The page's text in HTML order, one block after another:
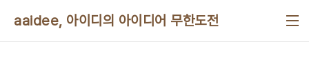
aaidee, 아이디의 아이디어 무한도전